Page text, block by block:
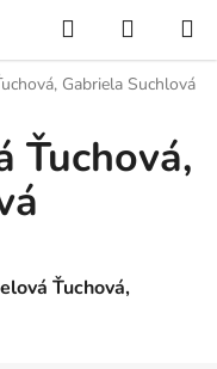
Hľadať
KOŠÍK
Gabriela Suchlová
Ťuchová,
Ťuchová,